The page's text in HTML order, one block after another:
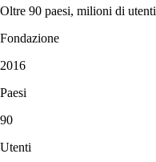
Oltre 90 paesi, milioni di utenti
Fondazione
2016
Paesi
90
Utenti